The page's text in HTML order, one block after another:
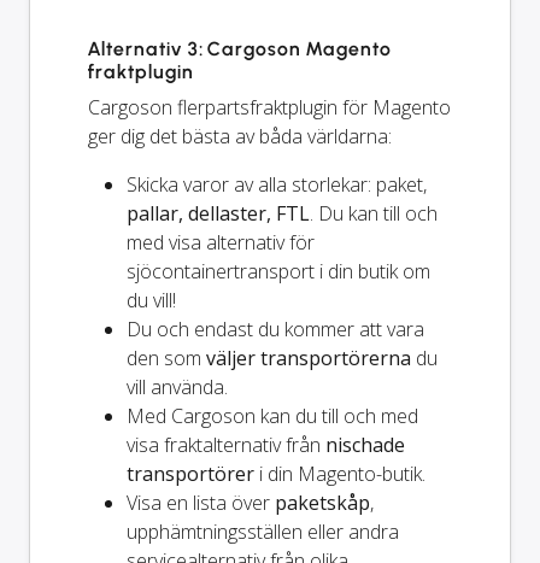
Alternativ 3: Cargoson Magento
fraktplugin
Cargoson flerpartsfraktplugin för Magento
ger dig det bästa av båda världarna:
Skicka varor av alla storlekar: paket,
pallar, dellaster, FTL. Du kan till och
med visa alternativ för
sjöcontainertransport i din butik om
du vill!
Du och endast du kommer att vara
den som väljer transportörerna du
vill använda.
Med Cargoson kan du till och med
visa fraktalternativ från nischade
transportörer i din Magento-butik.
Visa en lista över paketskåp,
upphämtningsställen eller andra